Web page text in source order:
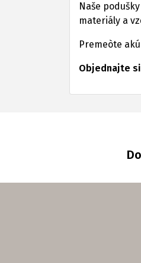
Naše
materiály a
Premeòte
Objednajte